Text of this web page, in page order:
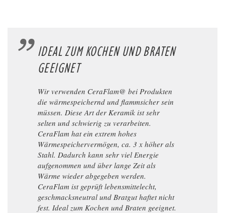
IDEAL ZUM KOCHEN UND BRATEN
GEEIGNET
Wir verwenden CeraFlam@ bei Produkten
die wärmespeichernd und flammsicher sein
müssen. Diese Art der Keramik ist sehr
selten und schwierig zu verarbeiten.
CeraFlam hat ein extrem hohes
Wärmespeichervermögen, ca. 3 x höher als
Stahl. Dadurch kann sehr viel Energie
aufgenommen und über lange Zeit als
Wärme wieder abgegeben werden.
CeraFlam ist geprüft lebensmittelecht,
geschmacksneutral und Bratgut haftet nicht
fest. Ideal zum Kochen und Braten geeignet.